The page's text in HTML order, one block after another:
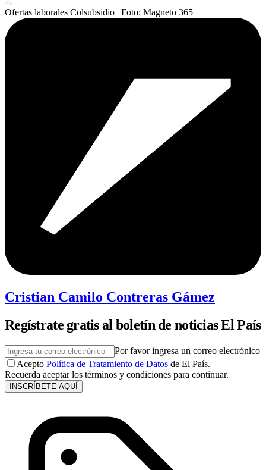
Ofertas laborales Colsubsidio | Foto: Magneto 365
Cristian Camilo Contreras Gámez
Regístrate gratis al boletín de noticias El País
Por favor ingresa un correo electrónico
Acepto Política de Tratamiento de Datos de El País.
Recuerda aceptar los términos y condiciones para continuar.
INSCRÍBETE AQUÍ